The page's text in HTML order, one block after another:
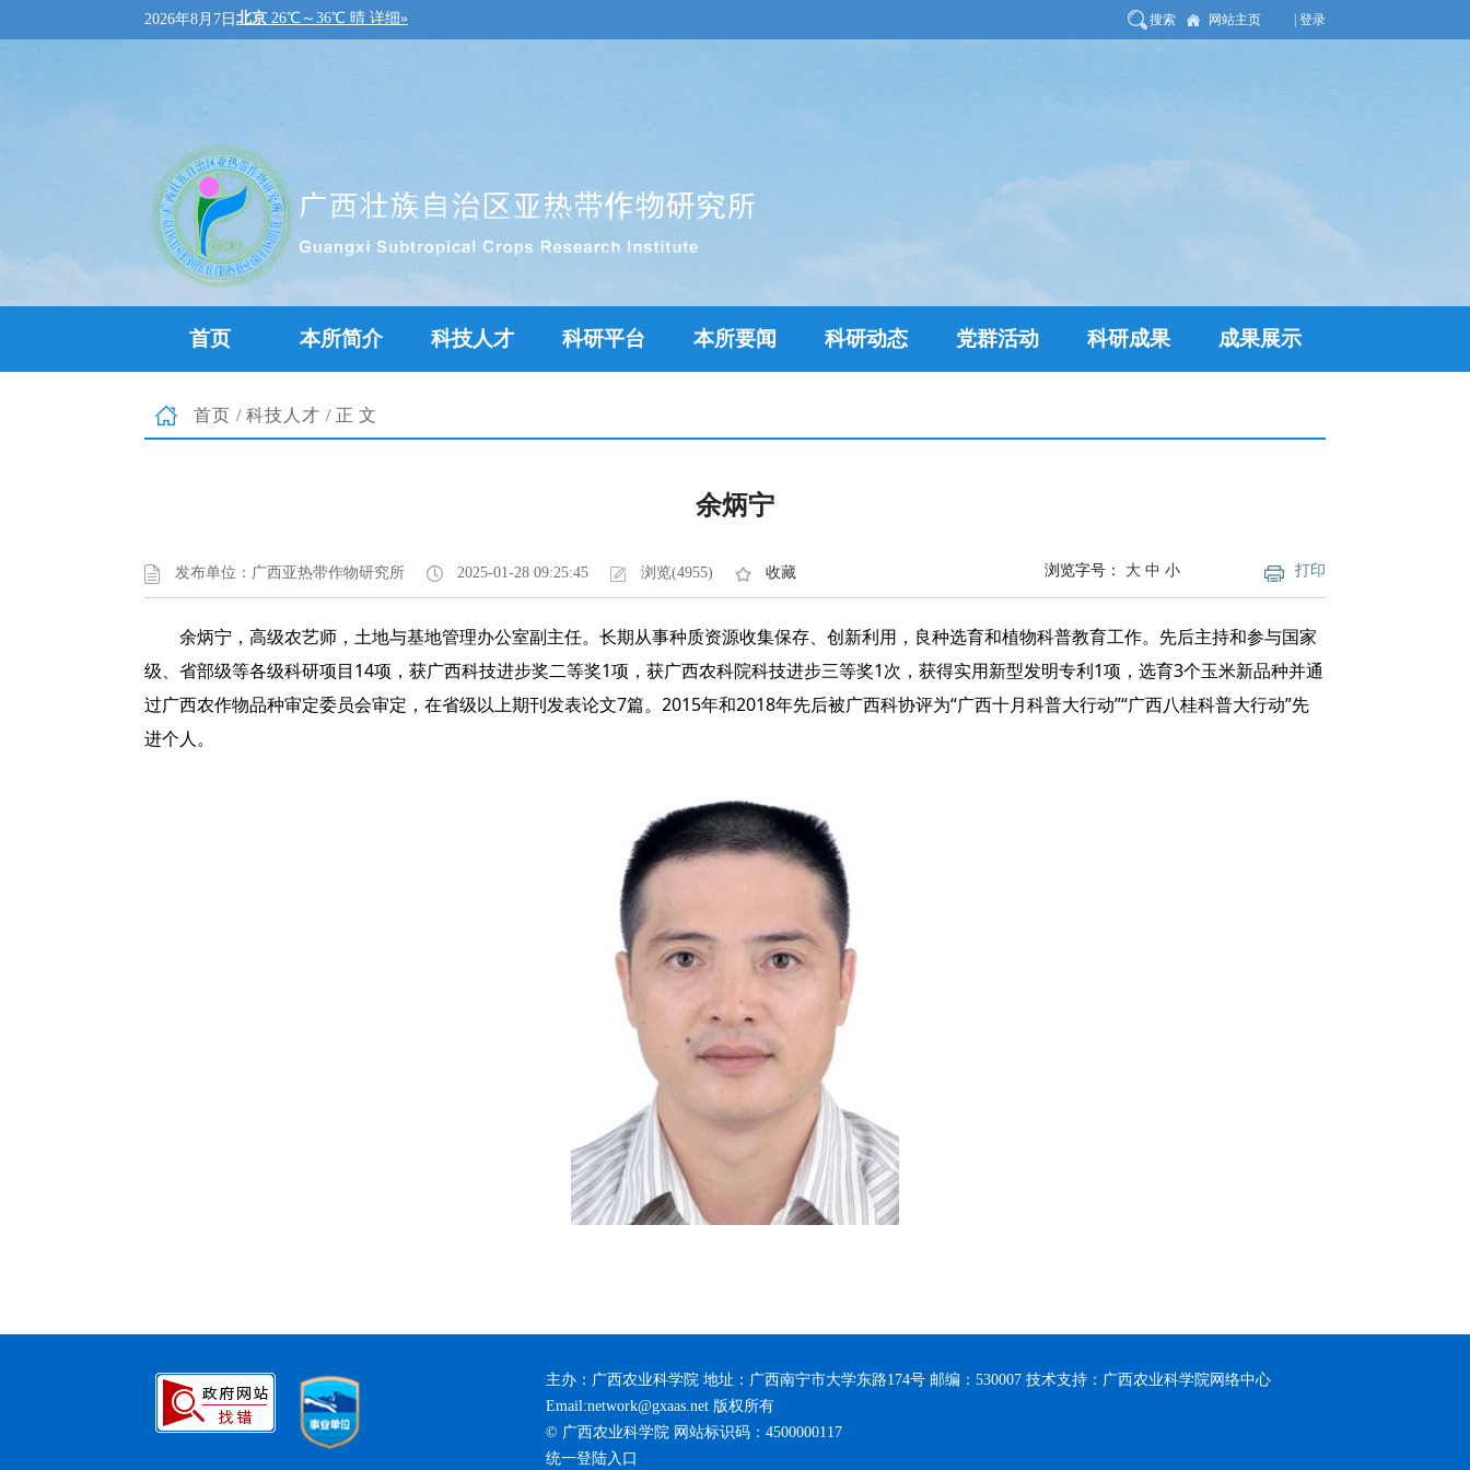
2026年8月7日 搜索 网站主页 | 登录
首页 本所简介 科技人才 科研平台 本所要闻 科研动态 党群活动 科研成果 成果展示
首页 / 科技人才 /正文
余炳宁
发布单位：广西亚热带作物研究所 2025-01-28 09:25:45 浏览(4955) 收藏 打印
浏览字号： 大 中 小
余炳宁，高级农艺师，土地与基地管理办公室副主任。长期从事种质资源收集保存、创新利用，良种选育和植物科普教育工作。先后主持和参与国家
级、省部级等各级科研项目14项，获广西科技进步奖二等奖1项，获广西农科院科技进步三等奖1次，获得实用新型发明专利1项，选育3个玉米新品种并通
过广西农作物品种审定委员会审定，在省级以上期刊发表论文7篇。2015年和2018年先后被广西科协评为“广西十月科普大行动”“广西八桂科普大行动”先
进个人。
主办：广西农业科学院 地址：广西南宁市大学东路174号 邮编：530007 技术支持：广西农业科学院网络中心
Email:network@gxaas.net 版权所有
© 广西农业科学院 网站标识码：4500000117
统一登陆入口